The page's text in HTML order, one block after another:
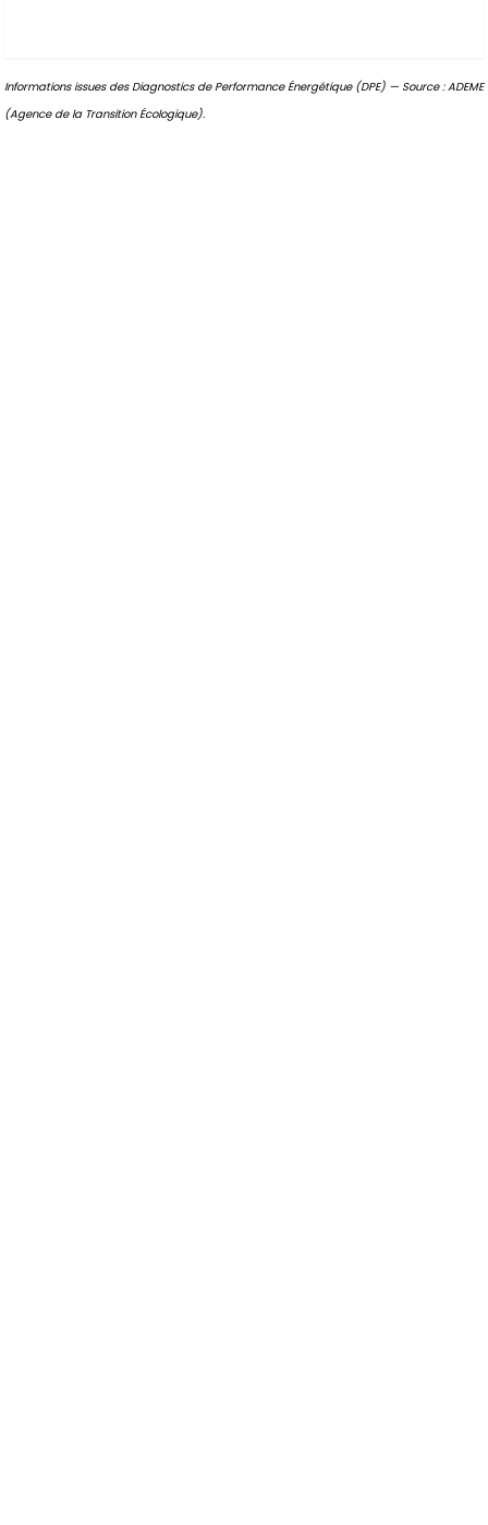
Informations issues des Diagnostics de Performance Énergétique (DPE) — Source : ADEME
(Agence de la Transition Écologique).